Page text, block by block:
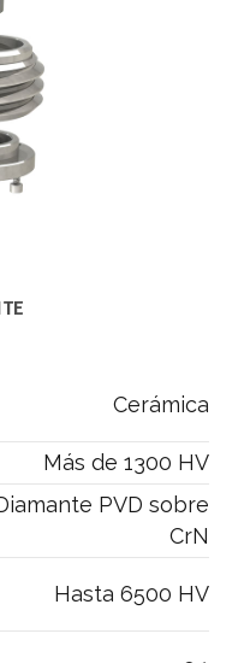
Cerámica
Más de 1300 HV
PVD sobre
CrN
Hasta 6500 HV